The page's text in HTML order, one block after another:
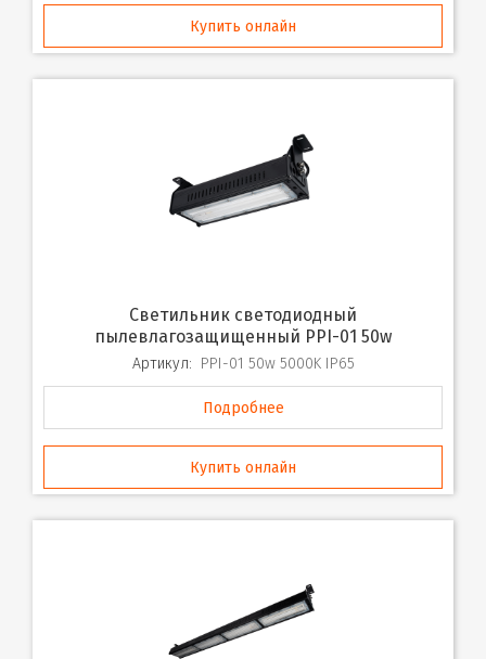
Купить онлайн
Светильник светодиодный
пылевлагозащищенный PPI-01 50w
Артикул: PPI-01 50w 5000K IP65
Подробнее
Купить онлайн